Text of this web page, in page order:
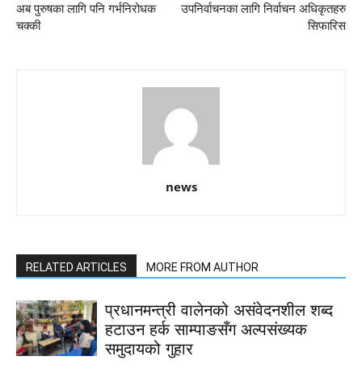
अब पुरुषका लागि पनि गर्भनिरोधक
चक्की
उपनिर्वाचनका लागि निर्वाचन अधिकृतहरु
सिफारिस
news
RELATED ARTICLES MORE FROM AUTHOR
प्रधानमन्त्री वालेनको असंवेदनशील शब्द
हटाउन हर्क साम्पाङसँग अल्पसंख्यक
समुदायको गुहार